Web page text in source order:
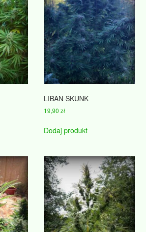
LIBAN SKUNK
19,90zł
Dodaj produkt